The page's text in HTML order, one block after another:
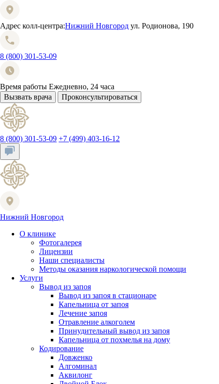
Адрес колл-центра:Нижний Новгород ул. Родионова, 190
8 (800) 301-53-09
Время работы Ежедневно, 24 часа
Вызвать врача
Проконсультироваться
8 (800) 301-53-09 +7 (499) 403-16-12
Нижний Новгород
О клинике
Фотогалерея
Лицензии
Наши специалисты
Методы оказания наркологической помощи
Услуги
Вывод из запоя
Вывод из запоя в стационаре
Капельница от запоя
Лечение запоя
Отравление алкоголем
Принудительный вывод из запоя
Капельница от похмелья на дому
Кодирование
Довженко
Алгоминал
Аквилонг